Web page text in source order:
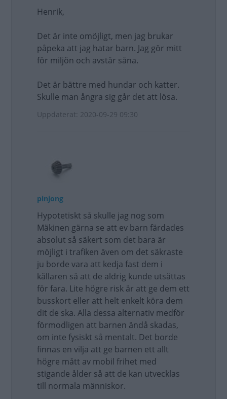
Henrik,
Det är inte omöjligt, men jag brukar
påpeka att jag hatar barn. Jag gör mitt
för miljön och avstår såna.
Det är bättre med hundar och katter.
Skulle man ångra sig går det att lösa.
Uppdaterat: 2020-09-29 09:30
pinjong
Hypotetiskt så skulle jag nog som
Mäkinen gärna se att ev barn färdades
absolut så säkert som det bara är
möjligt i trafiken även om det säkraste
ju borde vara att kedja fast dem i
källaren så att de aldrig kunde utsättas
för fara. Lite högre risk är att ge dem ett
busskort eller att helt enkelt köra dem
dit de ska. Alla dessa alternativ medför
förmodligen att barnen ändå skadas,
om inte fysiskt så mentalt. Det borde
finnas en vilja att ge barnen ett allt
högre mått av mobil frihet med
stigande ålder så att de kan utvecklas
till normala människor.